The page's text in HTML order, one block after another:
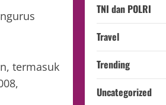
termasuk
TNI dan POLRI
Travel
Trending
Uncategorized